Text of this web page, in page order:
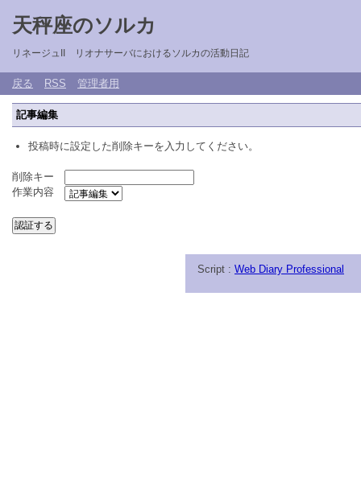
天秤座のソルカ
リネージュII リオナサーバにおけるソルカの活動日記
戻る RSS 管理者用
記事編集
投稿時に設定した削除キーを入力してください。
削除キー
作業内容
Script : Web Diary Professional